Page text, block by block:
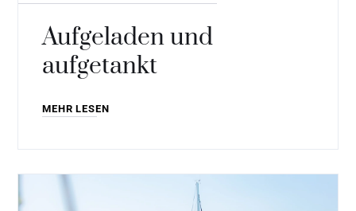
Aufgeladen und
aufgetankt
MEHR LESEN